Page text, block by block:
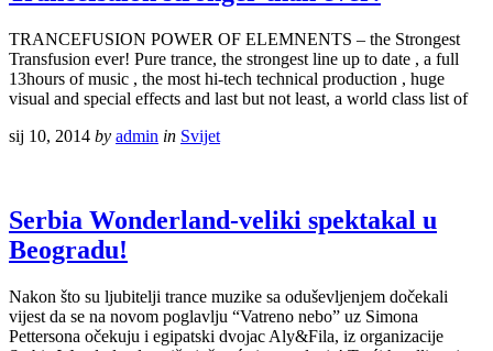
TRANCEFUSION POWER OF ELEMNENTS – the Strongest
Transfusion ever! Pure trance, the strongest line up to date , a full
13hours of music , the most hi-tech technical production , huge
visual and special effects and last but not least, a world class list of
sij 10, 2014 by admin in Svijet
Serbia Wonderland-veliki spektakal u
Beogradu!
Nakon što su ljubitelji trance muzike sa oduševljenjem dočekali
vijest da se na novom poglavlju “Vatreno nebo” uz Simona
Pettersona očekuju i egipatski dvojac Aly&Fila, iz organizacije